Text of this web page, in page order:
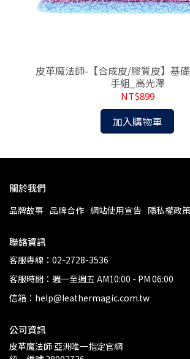
皮革魔法師-【合成皮/膠質皮】基
手組_高光澤
NT$899
加入購物車
關於我們
品牌故事 品牌合作 網站使用宣告 隱私權政策
聯絡資訊
客服專線：02-2728-3536
客服時間：週一至週五 AM10:00 - PM 06:00
信箱：help@leathermagic.com.tw
公司資訊
皮革魔法師 亞洲唯一指定官網